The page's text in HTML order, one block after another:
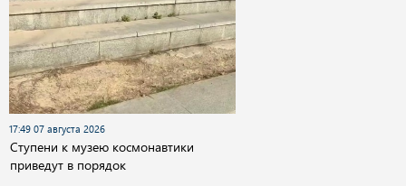
17:49 07 августа 2026
Cтупени к музею космонавтики
приведут в порядок